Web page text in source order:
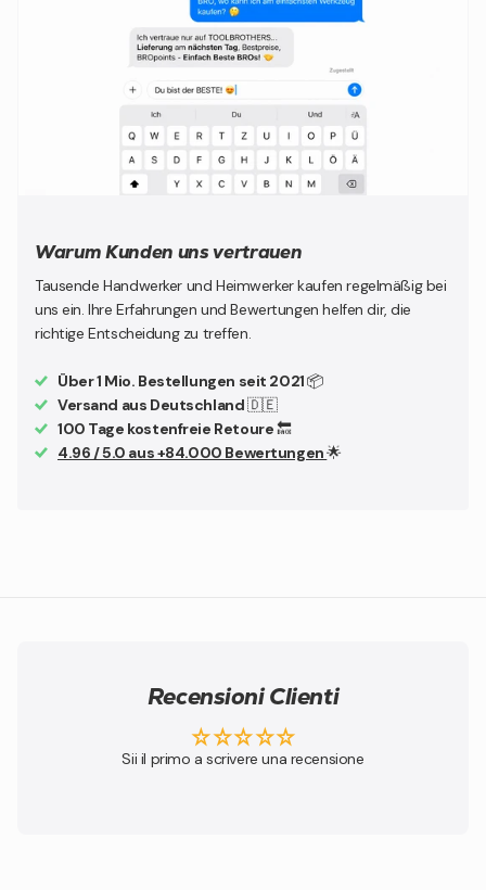
Warum Kunden uns vertrauen
Tausende Handwerker und Heimwerker kaufen regelmäßig bei
uns ein. Ihre Erfahrungen und Bewertungen helfen dir, die
richtige Entscheidung zu treffen.
Über 1 Mio. Bestellungen seit 2021📦
Versand aus Deutschland🇩🇪
100 Tage kostenfreie Retoure🔙
4.96 / 5.0 aus +84.000 Bewertungen🌟
Recensioni Clienti
Sii il primo a scrivere una recensione